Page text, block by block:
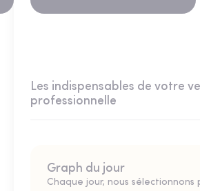
Les indispensables de votre
professionnelle
Graph du jour
Chaque jour, nous sélectionnons